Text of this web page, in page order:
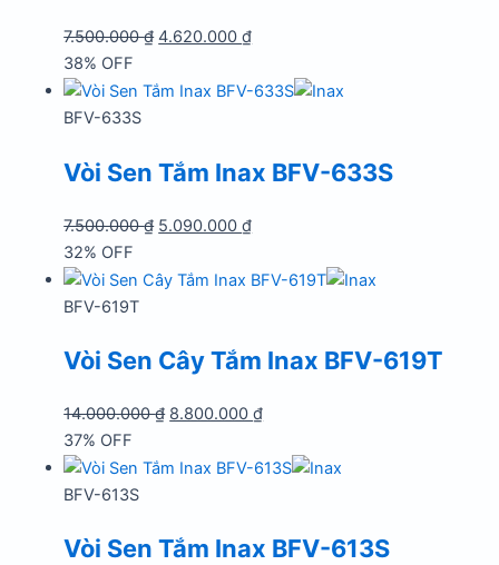
7.500.000₫ Giá
là:
4.620.000₫Giá
tại
38% OFF
BFV-633S
Vòi Sen Tắm Inax BFV-633S
7.500.000₫ Giá
là:
5.090.000₫Giá
tại
32% OFF
BFV-619T
Vòi Sen Cây Tắm Inax BFV-619T
14.000.000₫ Giá
là:
8.800.000₫Giá
tại
37% OFF
BFV-613S
Vòi Sen Tắm Inax BFV-613S